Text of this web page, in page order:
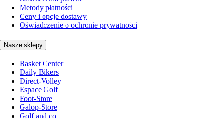
Metody płatności
Ceny i opcje dostawy
Oświadczenie o ochronie prywatności
Nasze sklepy
Basket Center
Daily Bikers
Direct-Volley
Espace Golf
Foot-Store
Galop-Store
Golf and co